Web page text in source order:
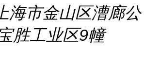
海市金山区漕廊公
胜工业区9幢